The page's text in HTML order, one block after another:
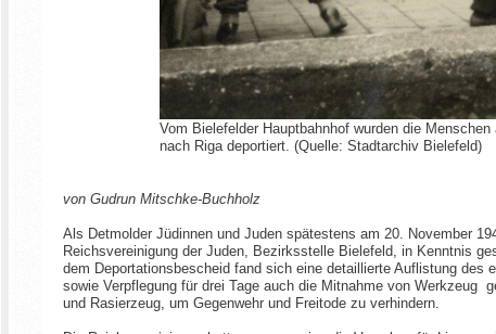
Vom Bielefelder Hauptbahnhof wurden die
nach Riga deportiert. (Quelle: Stadtarchiv Bielefeld)
von Gudrun Mitschke-Buchholz
Als Detmolder Jüdinnen und Juden spätestens am 20. November
Reichsvereinigung der Juden, Bezirksstelle Bielefeld, in Kenntnis
dem Deportationsbescheid fand sich eine detaillierte Auflistung
sowie Verpflegung für drei Tage auch die Mitnahme von Werkzeug
und Rasierzeug, um Gegenwehr und Freitode zu verhindern.